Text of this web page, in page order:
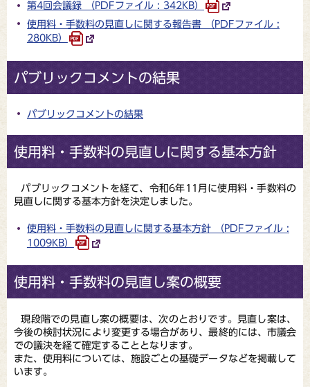
第4回会議録 （PDFファイル : 342KB）
使用料・手数料の見直しに関する報告書 （PDFファイル :
280KB）
パブリックコメントの結果
パブリックコメントの結果
使用料・手数料の見直しに関する基本方針
パブリックコメントを経て、令和6年11月に使用料・手数料の
見直しに関する基本方針を決定しました。
使用料・手数料の見直しに関する基本方針 （PDFファイル :
1009KB）
使用料・手数料の見直し案の概要
現段階での見直し案の概要は、次のとおりです。見直し案は、
今後の検討状況により変更する場合があり、最終的には、市議会
での議決を経て確定することとなります。
また、使用料については、施設ごとの基礎データなどを掲載して
います。